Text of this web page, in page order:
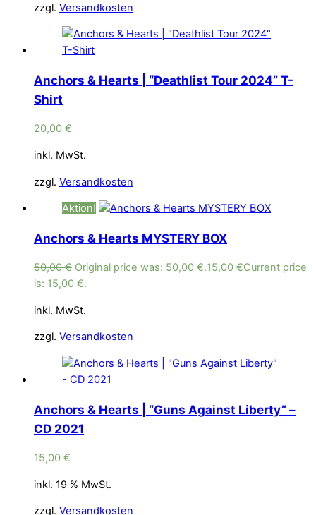
zzgl. Versandkosten
Anchors & Hearts | “Deathlist Tour 2024” T-
Shirt
20,00 €
inkl. MwSt.
zzgl. Versandkosten
Aktion!
Anchors & Hearts MYSTERY BOX
50,00€ Original price was: 50,00 €.15,00 €Current price
is: 15,00 €.
inkl. MwSt.
zzgl. Versandkosten
Anchors & Hearts | “Guns Against Liberty” –
CD 2021
15,00 €
inkl. 19 % MwSt.
zzgl. Versandkosten